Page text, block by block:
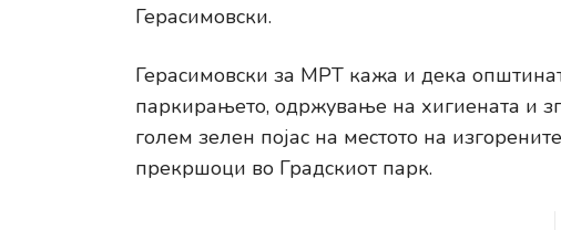
Герасимовски.
Герасимовски за МРТ кажа и дека
паркирањето, одржување на хигиената и
голем зелен појас на местото на
прекршоци во Градскиот парк.